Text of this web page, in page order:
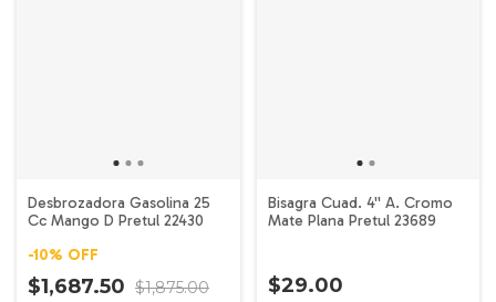
Desbrozadora Gasolina 25
Cc Mango D Pretul 22430
-10% OFF
$1,687.50 $1,875.00
Bisagra Cuad. 4'' A. Cromo
Mate Plana Pretul 23689
$29.00